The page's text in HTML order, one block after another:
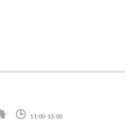
11:00-15:00